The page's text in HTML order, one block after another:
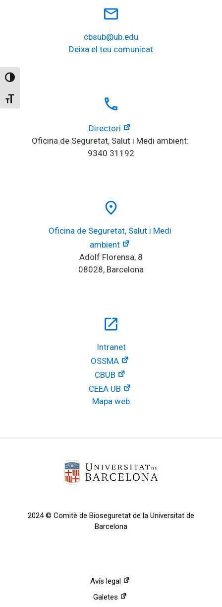
Toggle High Contrast
Toggle Font size
mail_outline
cbsub@ub.edu
Deixa el teu comunicat
local_phone
Directori
Oficina de Seguretat, Salut i Medi ambient:
9340 31192
place
Oficina de Seguretat, Salut i Medi
ambient
Adolf Florensa, 8
08028, Barcelona
open_in_new
Intranet
OSSMA
CBUB
CEEA UB
Mapa web
2024 © Comitè de Bioseguretat de la Universitat de
Barcelona
Avís legal
Galetes